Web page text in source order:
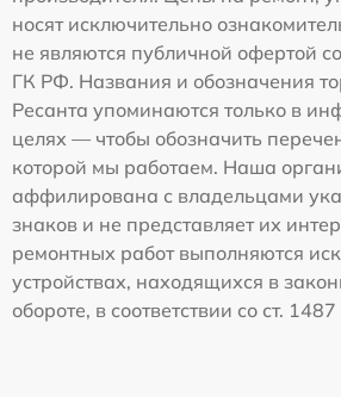
носят исключительно
не являются публичной офертой
ГК РФ. Названия и обозначения
Ресанта упоминаются только в
целях — чтобы обозначить
которой мы работаем. Наша
аффилирована с владельцами
знаков и не представляет их
ремонтных работ выполняются
устройствах, находящихся в
обороте, в соответствии со ст.